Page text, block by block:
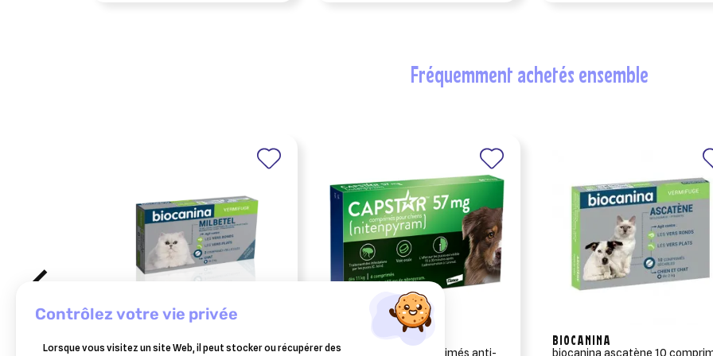
fréquemment achetés ensemble
BIOCANINA
milbetel vermifuge chats 2
ELANCO ANIMAL
capstar (57mg) comprimés anti-
BIOCANINA
biocanina ascatène 10
contrôlez votre vie privée
Lorsque vous visitez un site Web, il peut stocker ou récupérer des